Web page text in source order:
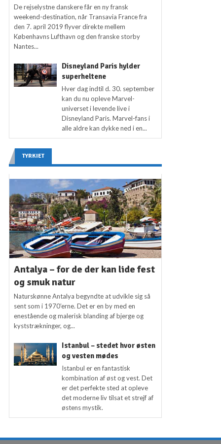
De rejselystne danskere får en ny fransk
weekend-destination, når Transavia France fra
den 7. april 2019 flyver direkte mellem
Københavns Lufthavn og den franske storby
Nantes...
Disneyland Paris hylder
superheltene
Hver dag indtil d. 30. september
kan du nu opleve Marvel-
universet i levende live i
Disneyland Paris. Marvel-fans i
alle aldre kan dykke ned i en...
TYRKIET
Antalya – for de der kan lide fest
og smuk natur
Naturskønne Antalya begyndte at udvikle sig så
sent som i 1970’erne. Det er en by med en
enestående og malerisk blanding af bjerge og
kyststrækninger, og...
Istanbul – stedet hvor østen
og vesten mødes
Istanbul er en fantastisk
kombination af øst og vest. Det
er det perfekte sted at opleve
det moderne liv tilsat et strejf af
østens mystik.